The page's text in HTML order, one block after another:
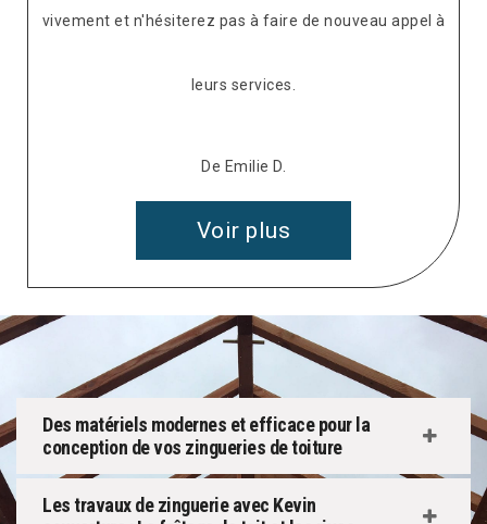
vivement et n'hésiterez pas à faire de nouveau appel à
leurs services.
De Emilie D.
Voir plus
Des matériels modernes et efficace pour la
conception de vos zingueries de toiture
Les travaux de zinguerie avec Kevin